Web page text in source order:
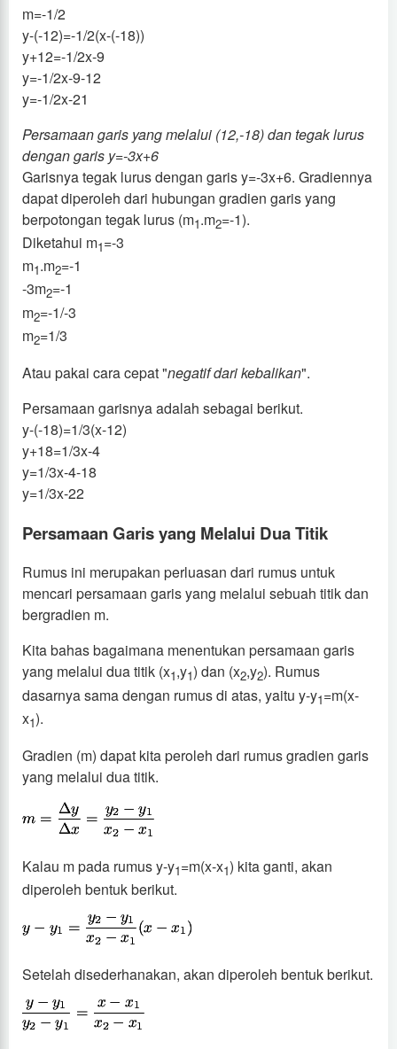
m=-1/2
y-(-12)=-1/2(x-(-18))
y+12=-1/2x-9
y=-1/2x-9-12
y=-1/2x-21
Persamaan garis yang melalui (12,-18) dan tegak lurus
dengan garis y=-3x+6
Garisnya tegak lurus dengan garis y=-3x+6. Gradiennya
dapat diperoleh dari hubungan gradien garis yang
berpotongan tegak lurus (m1.m2=-1).
Diketahui m1=-3
m1.m2=-1
-3m2=-1
m2=-1/-3
m2=1/3
Atau pakai cara cepat "negatif dari kebalikan".
Persamaan garisnya adalah sebagai berikut.
y-(-18)=1/3(x-12)
y+18=1/3x-4
y=1/3x-4-18
y=1/3x-22
Persamaan Garis yang Melalui Dua Titik
Rumus ini merupakan perluasan dari rumus untuk
mencari persamaan garis yang melalui sebuah titik dan
bergradien m.
Kita bahas bagaimana menentukan persamaan garis
yang melalui dua titik (x1,y1) dan (x2,y2). Rumus
dasarnya sama dengan rumus di atas, yaitu y-y1=m(x-
x1).
Gradien (m) dapat kita peroleh dari rumus gradien garis
yang melalui dua titik.
Kalau m pada rumus y-y1=m(x-x1) kita ganti, akan
diperoleh bentuk berikut.
Setelah disederhanakan, akan diperoleh bentuk berikut.